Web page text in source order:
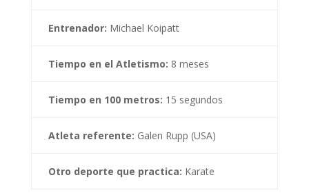
Entrenador: Michael Koipatt
Tiempo en el Atletismo: 8 meses
Tiempo en 100 metros: 15 segundos
Atleta referente: Galen Rupp (USA)
Otro deporte que practica: Karate